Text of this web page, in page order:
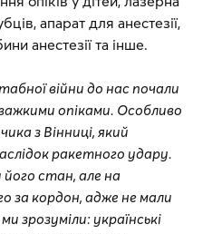
апарат для анестезії,
анестезії та інше.
війни до нас почали
опіками. Особливо
з Вінниці, який
ракетного удару.
стан, але на
за кордон, адже не мали
зрозуміли: українські